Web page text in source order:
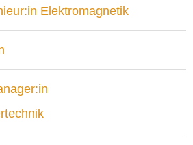
Elektromagnetik